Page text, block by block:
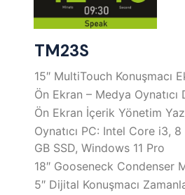
TM23S
15″ MultiTouch Konuşmacı
Ön Ekran – Medya Oynatıcı
Ön Ekran İçerik Yönetim
Oynatıcı PC: Intel Core i3, 8
GB SSD, Windows 11 Pro
18″ Gooseneck Condenser
5″ Dijital Konuşmacı